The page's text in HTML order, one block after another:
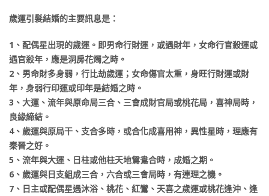
歲運引髮結婚的主要訊息是：
1、配偶星出現的歲運。即男命行財運，或遇財年，女命行官殺運或
遇官殺年，應是洞房花燭之時。
2、男命財多身弱，行比劫歲運；女命傷官太重，身旺行財運或財
年，身弱行印運或印年是結婚之時。
3、大運、流年與原命局三合、三會成財官局或桃花局，喜神局時，
良緣締結。
4、歲運與原局干、支合多時，或合化成喜用神，異性星時，理應有
秦晉之好。
5、流年與大運、日柱或他柱天地鴛鴦合時，成婚之期。
6、歲運與日支組成三合，六合或三會局時，有連理之機。
7、日主或配偶星遇沐浴、桃花、紅鸞、天喜之歲運或桃花逢沖、逢